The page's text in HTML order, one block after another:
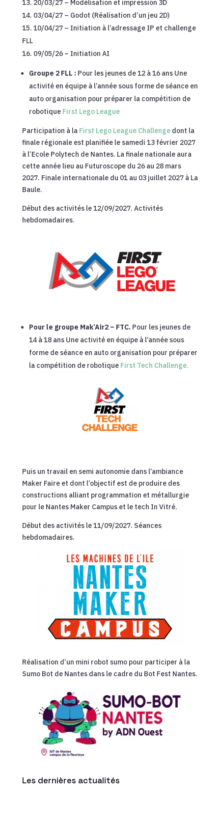
20/03/27 – Modélisation et impression 3D
03/04/27 – Godot (Réalisation d’un jeu 2D)
10/04/27 – Initiation à l’adressage IP et challenge
FLL
09/05/26 – Initiation AI
Groupe 2 FLL : Pour les jeunes de 12 à 16 ans Une
activité en équipe à l’année sous forme de séance en
auto organisation pour préparer la compétition de
robotique First Lego League
Participation à la First Lego League Challengedont la
finale régionale est planifiée le samedi 13 février 2027
à l’Ecole Polytech de Nantes. La finale nationale aura
cette année lieu au Futuroscope du 26 au 28 mars
2027. Finale internationale du 01 au 03 juillet 2027 à La
Baule.
Début des activités le 12/09/2027. Activités
hebdomadaires.
Pour le groupe Mak’Air2 – FTC.Pour les jeunes de
14 à 18 ans Une activité en équipe à l’année sous
forme de séance en auto organisation pour préparer
la compétition de robotique First Tech Challenge.
Puis un travail en semi autonomie dans l’ambiance
Maker Faire et dont l’objectif est de produire des
constructions alliant programmation et métallurgie
pour le Nantes Maker Campus et le tech In Vitré.
Début des activités le 11/09/2027. Séances
hebdomadaires.
Réalisation d’un mini robot sumo pour participer à la
Sumo Bot de Nantes dans le cadre du Bot Fest Nantes.
Les dernières actualités